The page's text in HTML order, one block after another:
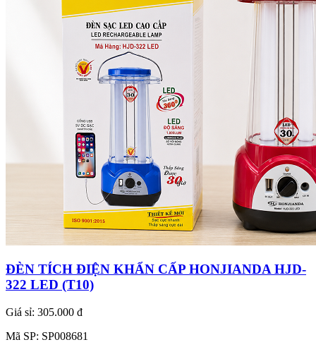
ĐÈN TÍCH ĐIỆN KHẨN CẤP HONJIANDA HJD-
322 LED (T10)
Giá sỉ: 305.000 đ
Mã SP: SP008681